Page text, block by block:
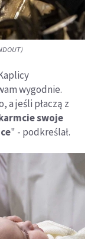
wygodnie.
a jeśli płaczą z
swoje
" - podkreślał.